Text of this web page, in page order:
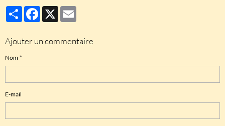
PartagerFacebook
X
Ajouter un commentaire
Nom
E-mail